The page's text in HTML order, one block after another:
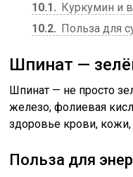
10.1
Куркумин и
10.2
Польза для
Шпинат —
Шпинат — не просто
железо, фолиевая
здоровье крови, кожи,
Польза для